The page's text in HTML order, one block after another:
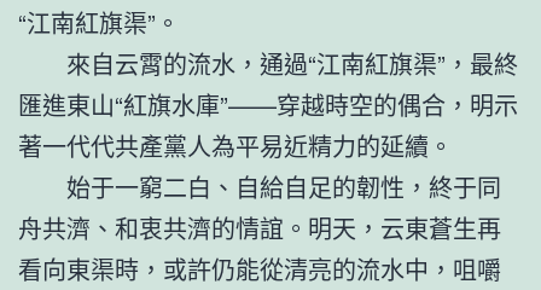
“江南紅旗渠”。
來自云霄的流水，通過“江南紅旗渠”，最終
匯進東山“紅旗水庫”——穿越時空的偶合，明示
著一代代共產黨人為平易近精力的延續。
始于一窮二白、自給自足的韌性，終于同
舟共濟、和衷共濟的情誼。明天，云東蒼生再
看向東渠時，或許仍能從清亮的流水中，咀嚼